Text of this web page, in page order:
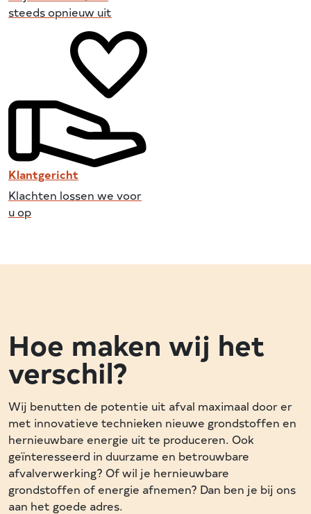
steeds opnieuw uit
Klantgericht
Klachten lossen we voor
u op
Hoe maken wij het
verschil?
Wij benutten de potentie uit afval maximaal door er
met innovatieve technieken nieuwe grondstoffen en
hernieuwbare energie uit te produceren. Ook
geïnteresseerd in duurzame en betrouwbare
afvalverwerking? Of wil je hernieuwbare
grondstoffen of energie afnemen? Dan ben je bij ons
aan het goede adres.